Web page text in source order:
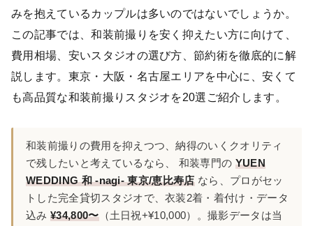
みを抱えているカップルは多いのではないでしょうか。
この記事では、和装前撮りを安く抑えたい方に向けて、
費用相場、安いスタジオの選び方、節約術を徹底的に解
説します。東京・大阪・名古屋エリアを中心に、安くて
も高品質な和装前撮りスタジオを20選ご紹介します。
和装前撮りの費用を抑えつつ、納得のいくクオリティ
で残したいと考えているなら、 和装専門の YUEN
WEDDING 和 -nagi- 東京/恵比寿店なら、プロがセッ
トした完全貸切スタジオで、衣装2着・着付け・データ
込み ¥34,800〜（土日祝+¥10,000）。撮影データは当